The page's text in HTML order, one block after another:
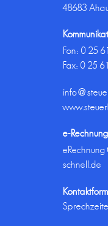
48683
Fon:0 25
Fax: 0 25
e-
schnell.de